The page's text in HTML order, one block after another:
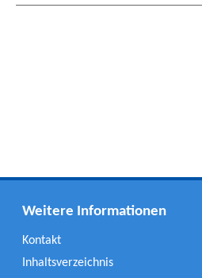
Weitere Informationen
Kontakt
Inhaltsverzeichnis